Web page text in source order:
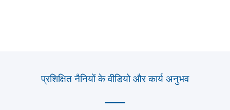
प्रशिक्षित नैनियों के वीडियो और कार्य अनुभव